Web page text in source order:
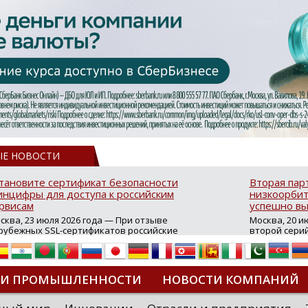
НОВОСТИ
сертификат безопасности
для доступа к российским
23 июля 2026 года — При отзыве
SSL-сертификатов российские
могут некорректно открываться в
браузерах (Google Chrome,
Edge и др.), а соединение с сервисами
ресурсы уже сообщили о
недоступности и ошибках при
из-за отзывов сертификатов
Вторая
успешно
Москва, 20
второй
аппаратов,
масштабной
интернет с
из
«Экономика
ПРОМЫШЛЕННОСТИ НОВОСТИ КОМПАНИЙ